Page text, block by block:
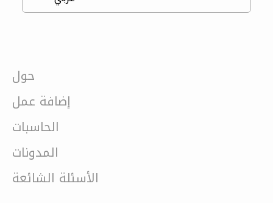
حول
إضافة عمل
الحاسبات
المدونات
الأسئلة الشائعة